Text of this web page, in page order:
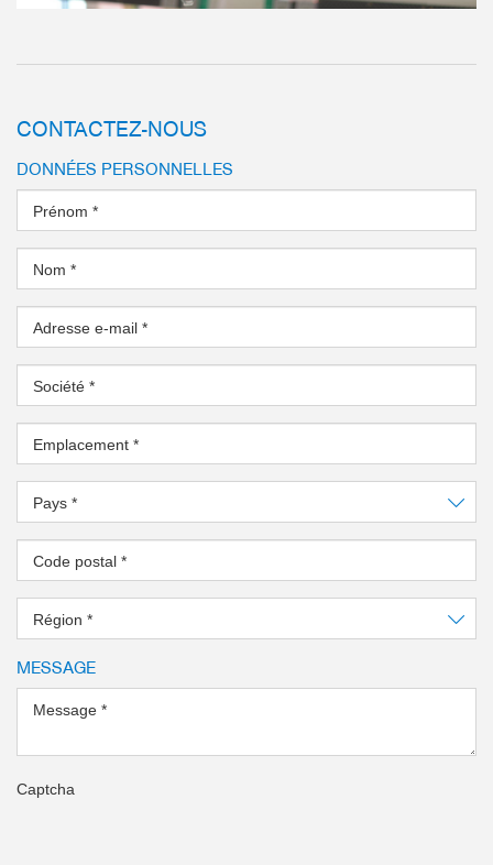
CONTACTEZ-NOUS
DONNÉES PERSONNELLES
Prénom *
Nom *
Adresse e-mail *
Société *
Emplacement *
Pays *
Code postal *
Région *
MESSAGE
Message *
Captcha